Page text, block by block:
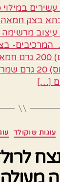
במילוי
בצק חמאה
מרשימה
עוגות שוקולד
מעולה